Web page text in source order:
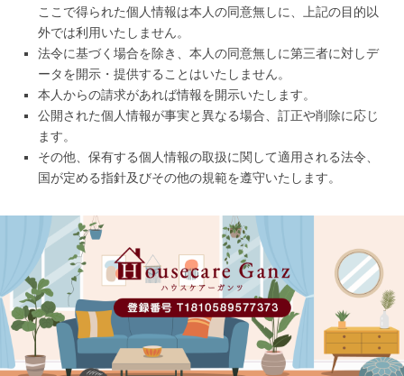
ここで得られた個人情報は本人の同意無しに、上記の目的以
外では利用いたしません。
法令に基づく場合を除き、本人の同意無しに第三者に対しデ
ータを開示・提供することはいたしません。
本人からの請求があれば情報を開示いたします。
公開された個人情報が事実と異なる場合、訂正や削除に応じ
ます。
その他、保有する個人情報の取扱に関して適用される法令、
国が定める指針及びその他の規範を遵守いたします。